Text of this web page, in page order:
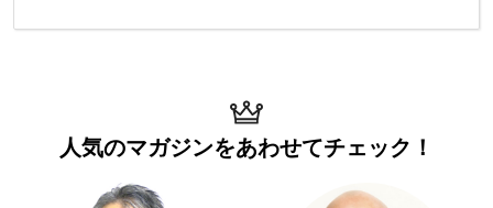
人気のマガジンをあわせてチェック！